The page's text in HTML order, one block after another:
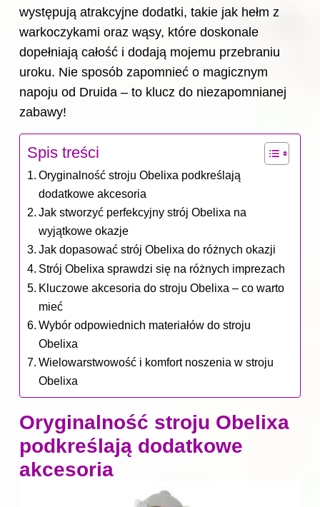
występują atrakcyjne dodatki, takie jak hełm z
warkoczykami oraz wąsy, które doskonale
dopełniają całość i dodają mojemu przebraniu
uroku. Nie sposób zapomnieć o magicznym
napoju od Druida – to klucz do niezapomnianej
zabawy!
Spis treści
Oryginalność stroju Obelixa podkreślają
dodatkowe akcesoria
Jak stworzyć perfekcyjny strój Obelixa na
wyjątkowe okazje
Jak dopasować strój Obelixa do różnych okazji
Strój Obelixa sprawdzi się na różnych imprezach
Kluczowe akcesoria do stroju Obelixa – co warto
mieć
Wybór odpowiednich materiałów do stroju
Obelixa
Wielowarstwowość i komfort noszenia w stroju
Obelixa
Oryginalność stroju Obelixa
podkreślają dodatkowe
akcesoria